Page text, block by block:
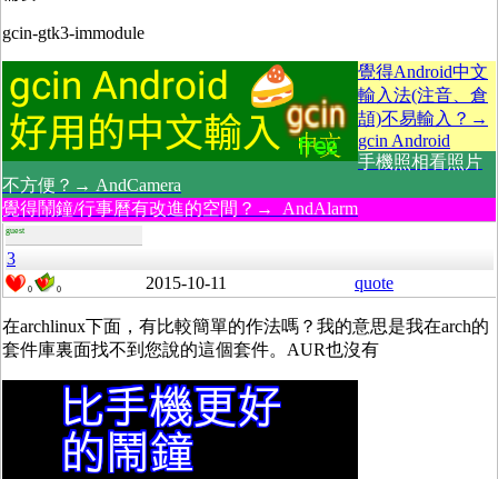
gcin-gtk3-immodule
覺得Android中文
輸入法(注音、倉
頡)不易輸入？→
gcin Android
手機照相看照片
不方便？→ AndCamera
覺得鬧鐘/行事曆有改進的空間？→ AndAlarm
guest
3
0 0 2015-10-11 quote
在archlinux下面，有比較簡單的作法嗎？我的意思是我在arch的
套件庫裏面找不到您說的這個套件。AUR也沒有